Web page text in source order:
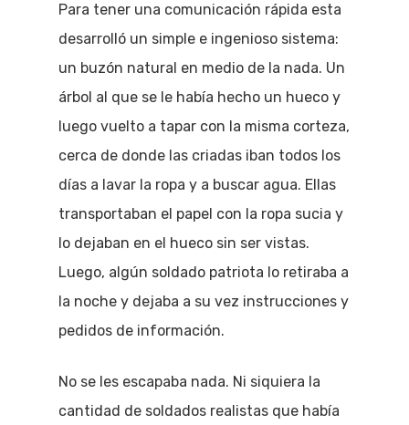
Para tener una comunicación rápida esta
desarrolló un simple e ingenioso sistema:
un buzón natural en medio de la nada. Un
árbol al que se le había hecho un hueco y
luego vuelto a tapar con la misma corteza,
cerca de donde las criadas iban todos los
días a lavar la ropa y a buscar agua. Ellas
transportaban el papel con la ropa sucia y
lo dejaban en el hueco sin ser vistas.
Luego, algún soldado patriota lo retiraba a
la noche y dejaba a su vez instrucciones y
pedidos de información.
No se les escapaba nada. Ni siquiera la
cantidad de soldados realistas que había